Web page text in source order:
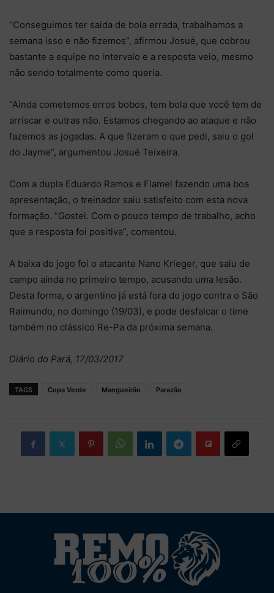
“Conseguimos ter saída de bola errada, trabalhamos a
semana isso e não fizemos”, afirmou Josué, que cobrou
bastante a equipe no intervalo e a resposta veio, mesmo
não sendo totalmente como queria.
“Ainda cometemos erros bobos, tem bola que você tem de
arriscar e outras não. Estamos chegando ao ataque e não
fazemos as jogadas. A que fizeram o que pedi, saiu o gol
do Jayme”, argumentou Josué Teixeira.
Com a dupla Eduardo Ramos e Flamel fazendo uma boa
apresentação, o treinador saiu satisfeito com esta nova
formação. “Gostei. Com o pouco tempo de trabalho, acho
que a resposta foi positiva”, comentou.
A baixa do jogo foi o atacante Nano Krieger, que saiu de
campo ainda no primeiro tempo, acusando uma lesão.
Desta forma, o argentino já está fora do jogo contra o São
Raimundo, no domingo (19/03), e pode desfalcar o time
também no clássico Re-Pa da próxima semana.
Diário do Pará, 17/03/2017
TAGS Copa Verde Mangueirão Parazão